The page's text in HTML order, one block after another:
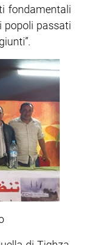
fondamentali
popoli passati